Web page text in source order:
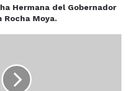
Hermana del Gobernador
Rocha Moya.